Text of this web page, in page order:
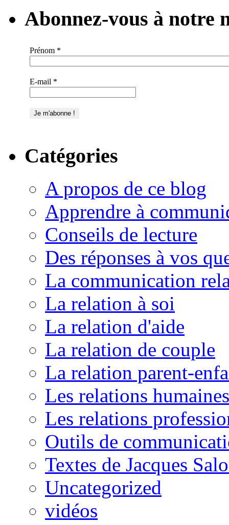
Abonnez-vous à notre
Prénom *
E-mail *
Catégories
A propos de ce blog
Apprendre à
Conseils de lecture
Des réponses à vos
La communication
La relation à soi
La relation d'aide
La relation de couple
La relation parent-
Les relations humaines
Les relations
Outils de
Textes de Jacques
Uncategorized
vidéos